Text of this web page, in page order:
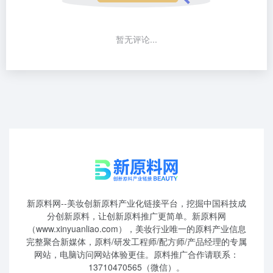
暂无评论...
新原料网--美妆创新原料产业化链接平台，挖掘中国科技成
分创新原料，让创新原料推广更简单。新原料网
（www.xinyuanliao.com），美妆行业唯一的原料产业信息
完整聚合新媒体，原料/研发工程师/配方师/产品经理的专属
网站，电脑访问网站体验更佳。原料推广合作请联系：
13710470565（微信）。